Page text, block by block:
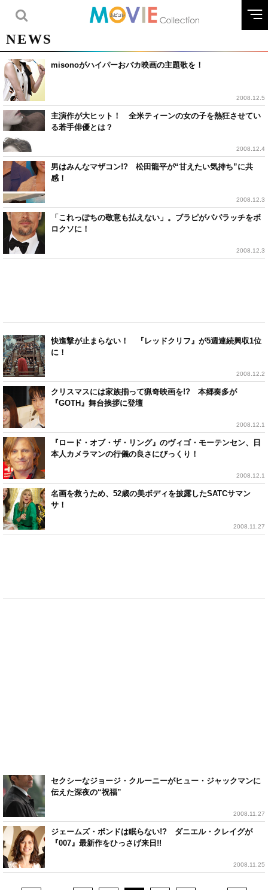
NEWS
misonoがハイパーおバカ映画の主題歌を！
2008.12.5
主演作が大ヒット！ 全米ティーンの女の子を熱狂させてい
る若手俳優とは？
2008.12.4
男はみんなマザコン!? 松田龍平が“甘えたい気持ち”に共
感！
2008.12.3
「これっぽちの敬意も払えない」。ブラピがパパラッチをボ
ロクソに！
2008.12.3
快進撃が止まらない！ 『レッドクリフ』が5週連続興収1位
に！
2008.12.2
クリスマスには家族揃って猟奇映画を!? 本郷奏多が
『GOTH』舞台挨拶に登壇
2008.12.1
『ロード・オブ・ザ・リング』のヴィゴ・モーテンセン、日
本人カメラマンの行儀の良さにびっくり！
2008.12.1
名画を救うため、52歳の美ボディを披露したSATCサマン
サ！
2008.11.27
セクシーなジョージ・クルーニーがヒュー・ジャックマンに
伝えた深夜の“祝福”
2008.11.27
ジェームズ・ボンドは眠らない!? ダニエル・クレイグが
『007』最新作をひっさげ来日!!
2008.11.25